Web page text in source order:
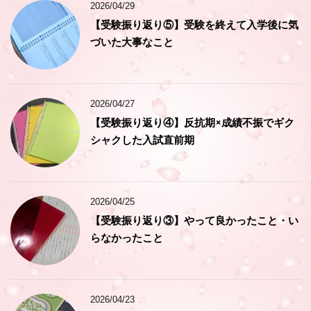
2026/04/29
【受験振り返り⑤】受験を終えて入学後に気
づいた大事なこと
2026/04/27
【受験振り返り④】反抗期×成績不振でギク
シャクした入試直前期
2026/04/25
【受験振り返り③】やって良かったこと・い
らなかったこと
2026/04/23